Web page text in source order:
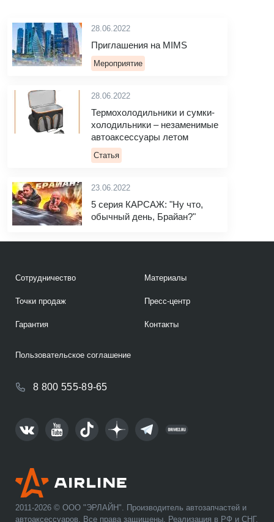
28.06.2022
Приглашения на MIMS
Мероприятие
28.06.2022
Термохолодильники и сумки-
холодильники – незаменимые
автоаксессуары летом
Статья
23.06.2022
5 серия КАРСАЖ: "Ну что,
обычный день, Брайан?"
2011-2026 © ООО "ЭРЛАЙН". Производитель автозапчастей и
автоаксессуаров. Все права защищены. Реализация в РФ и СНГ.
Сотрудничество
Точки продаж
Гарантия
Материалы
Пресс-центр
Контакты
8 800 555-89-65
Пользовательское соглашение